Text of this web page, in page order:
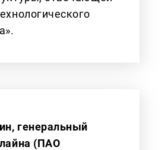
генеральный
(ПАО